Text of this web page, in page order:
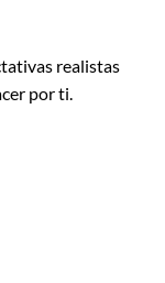
realistas
por ti.